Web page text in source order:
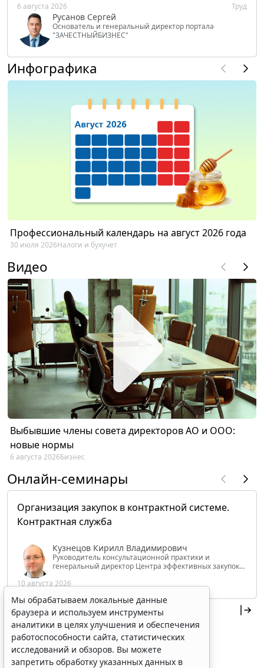
6 августа 2026 Труд
Русанов Сергей
Основатель и генеральный директор портала
"ЗАЧЕСТНЫЙБИЗНЕС"
Инфографика
Профессиональный календарь на август 2026 года
30 июля 2026Налоги и бухучет
Видео
Выбывшие члены совета директоров АО и ООО:
новые нормы
6 августа 2026Бизнес
Онлайн-семинары
Организация закупок в контрактной системе.
Контрактная служба
Кузнецов Кирилл Владимирович
Руководитель консультационной практики и
генеральный директор Центра эффективных закупок
РФ
10 августа 2026
Новости компании
Стартовала регистрация участников на X
Всероссийский юридический форум
30 июля 2026
Мы обрабатываем локальные данные
браузера и используем инструменты
аналитики в целях улучшения и обеспечения
работоспособности сайта, статистических
исследований и обзоров. Вы можете
запретить обработку указанных данных в